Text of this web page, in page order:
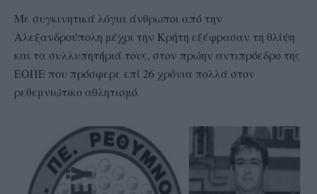
Με συγκινητικά λόγια άνθρωποι από την
Αλεξανδρούπολη μέχρι την Κρήτη εξέφρασαν τη θλίψη
και τα συλλυπητήριά τους, στον πρώην αντιπρόεδρο της
ΕΟΠΕ που πρόσφερε επί 26 χρόνια πολλά στον
ρεθεμνιώτικο αθλητισμό.